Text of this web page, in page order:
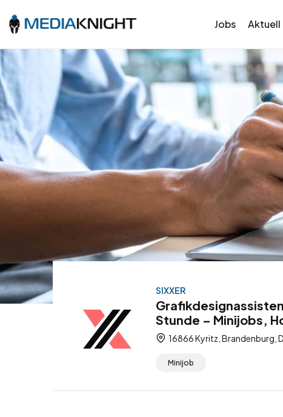
Jobs Aktuell
SIXXER
Stunde – Minijobs,
16866 Kyritz, Brandenburg,
Minijob